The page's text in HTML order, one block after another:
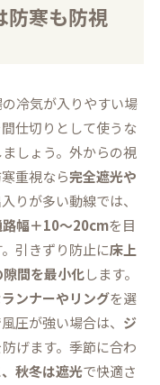
防寒も防視
冷気が入りやすい場
仕切りとして使うな
しょう。外からの視
重視なら完全遮光や
りが多い動線では、
幅＋10〜20cmを目
引きずり防止に床上
間を最小化します。
ンナーやリングを選
圧が強い場合は、 ジ
げます。季節に合わ
秋冬は遮光で快適さ